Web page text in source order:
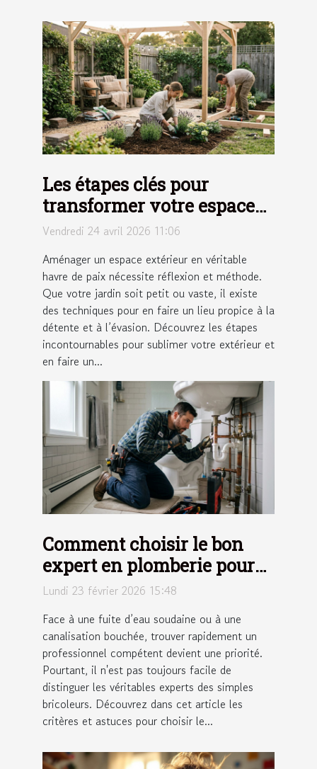
Les étapes clés pour
transformer votre espace
extérieur en un havre de
Vendredi 24 avril 2026 11:06
Aménager un espace extérieur en véritable
havre de paix nécessite réflexion et méthode.
Que votre jardin soit petit ou vaste, il existe
des techniques pour en faire un lieu propice à la
détente et à l’évasion. Découvrez les étapes
incontournables pour sublimer votre extérieur et
en faire un...
Comment choisir le bon
expert en plomberie pour
vos urgences ?
Lundi 23 février 2026 15:48
Face à une fuite d’eau soudaine ou à une
canalisation bouchée, trouver rapidement un
professionnel compétent devient une priorité.
Pourtant, il n'est pas toujours facile de
distinguer les véritables experts des simples
bricoleurs. Découvrez dans cet article les
critères et astuces pour choisir le...